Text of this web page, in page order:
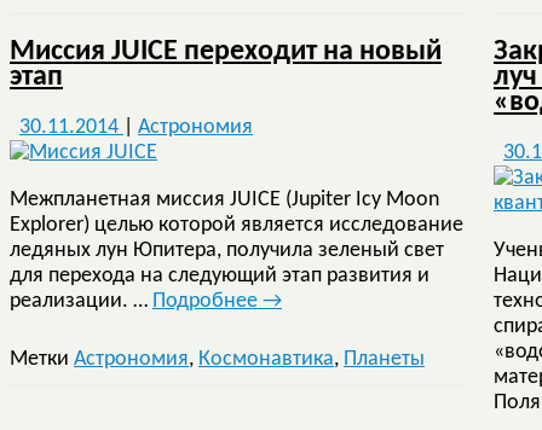
Миссия JUICE переходит на новый
этап
30.11.2014 Астрономия
Межпланетная миссия JUICE (Jupiter Icy Moon
Explorer) целью которой является исследование
ледяных лун Юпитера, получила зеленый свет
для перехода на следующий этап развития и
реализации. … Подробнее →
Метки Астрономия, Космонавтика, Планеты